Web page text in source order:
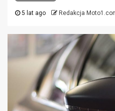
5 lat ago Redakcja